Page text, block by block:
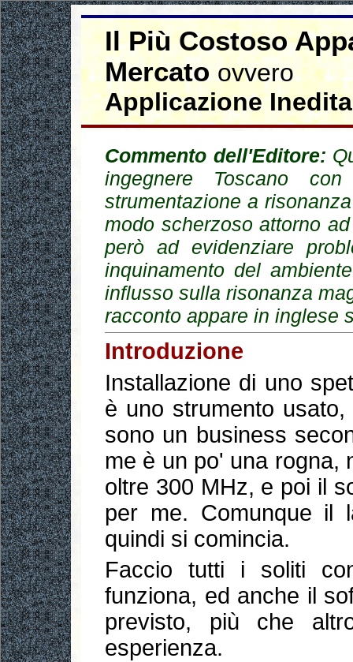
Il Più Costoso
Mercato ovvero
Applicazione
Commento dell'Editore:
ingegnere Toscano
strumentazione a
modo scherzoso attorno
però ad evidenziare
inquinamento del
influsso sulla risonanza
racconto appare in inglese
Introduzione
Installazione di uno
è uno strumento
sono un business
me è un po' una rogna,
oltre 300 MHz, e poi il
per me. Comunque il
quindi si comincia.
Faccio tutti i soliti
funziona, ed anche il
previsto, più che
esperienza.